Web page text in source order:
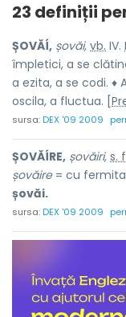
23 definiții
ȘOVĂÍ, șovăi, vb. IV.
împletici, a se
a ezita, a se codi. ♦
oscila, a fluctua. [
sursa:DEX '09 2009
ȘOVĂÍRE, șovăiri, s.
șovăire= cu
șovăi.
sursa:DEX '09 2009